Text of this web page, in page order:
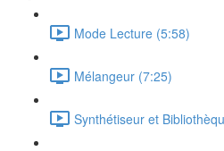
Mode Lecture (5:58)
Mélangeur (7:25)
Synthétiseur et